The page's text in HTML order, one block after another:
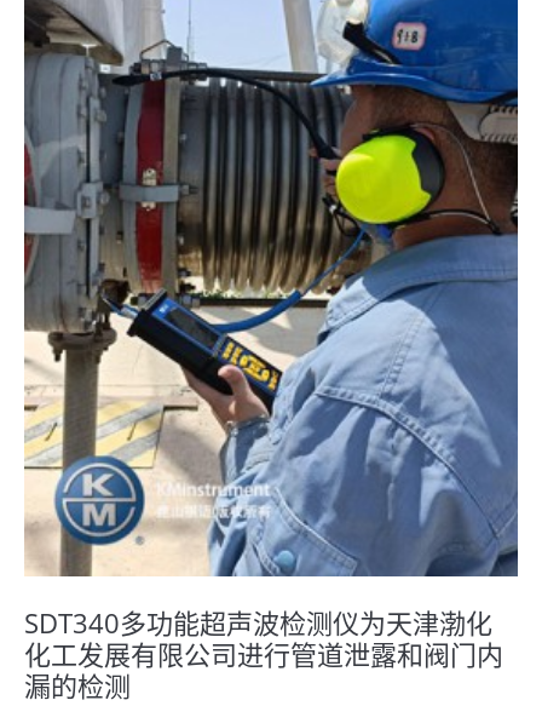
SDT340多功能超声波检测仪为天津渤化
化工发展有限公司进行管道泄露和阀门内
漏的检测